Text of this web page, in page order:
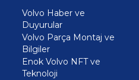
Volvo Haber ve
Duyurular
Volvo Parça Montaj ve
Bilgiler
Enok Volvo NFT ve
Teknoloji